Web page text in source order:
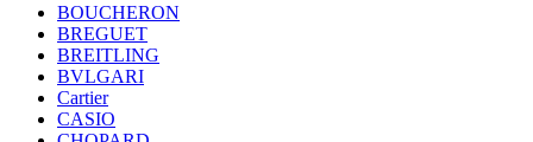
BOUCHERON
BREGUET
BREITLING
BVLGARI
Cartier
CASIO